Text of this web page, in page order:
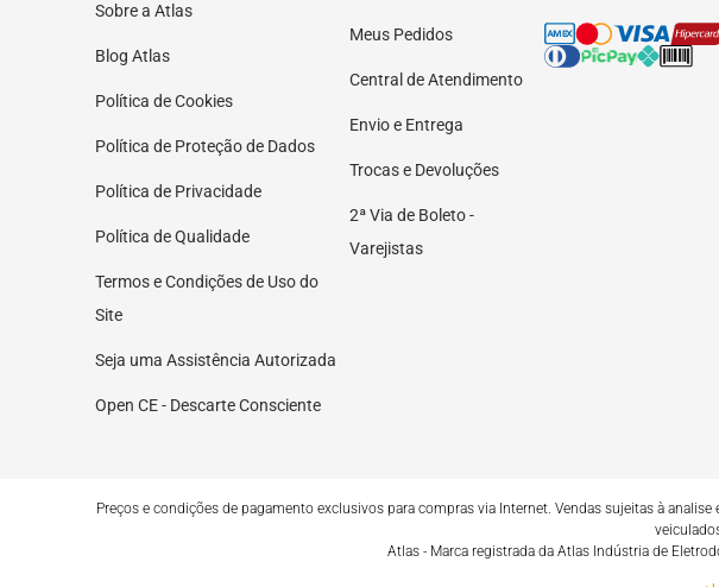
Sobre a Atlas
Blog Atlas
Política de Cookies
Política de Proteção de Dados
Política de Privacidade
Política de Qualidade
Termos e Condições de Uso do
Site
Seja uma Assistência Autorizada
Open CE - Descarte Consciente
Meus Pedidos
Central de Atendimento
Envio e Entrega
Trocas e Devoluções
2ª Via de Boleto -
Varejistas
Preços e condições de pagamento exclusivos para compras via Internet. Vendas sujeitas à
Atlas - Marca registrada da Atlas Indústria de